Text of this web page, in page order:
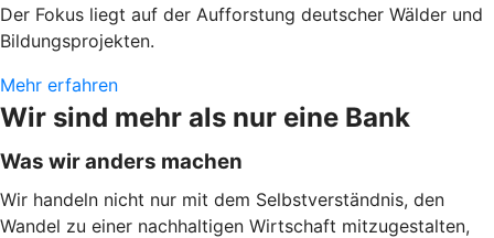
Der Fokus liegt auf der Aufforstung deutscher Wälder und
Bildungsprojekten.
Mehr erfahren
Wir sind mehr als nur eine Bank
Was wir anders machen
Wir handeln nicht nur mit dem Selbstverständnis, den
Wandel zu einer nachhaltigen Wirtschaft mitzugestalten,